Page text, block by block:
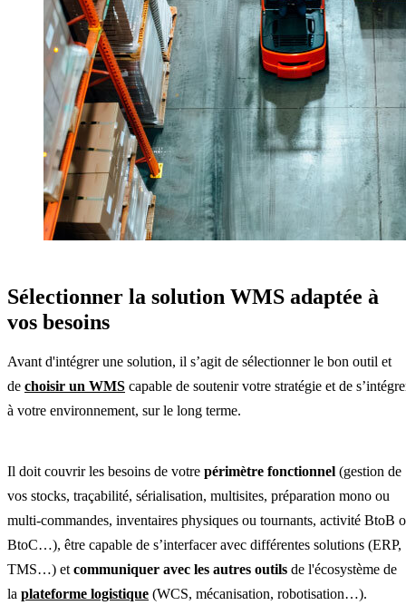
Sélectionner la solution WMS adaptée à
vos besoins
Avant d'intégrer une solution, il s’agit de sélectionner le bon outil et
de choisir un WMS capable de soutenir votre stratégie et de
à votre environnement, sur le long terme.
Il doit couvrir les besoins de votre périmètre fonctionnel (gestion de
vos stocks, traçabilité, sérialisation, multisites, préparation mono ou
multi-commandes, inventaires physiques ou tournants, activité BtoB
BtoC…), être capable de s’interfacer avec différentes solutions (ERP,
TMS…) et communiquer avec les autres outils de l'écosystème de
la plateforme logistique (WCS, mécanisation, robotisation…).